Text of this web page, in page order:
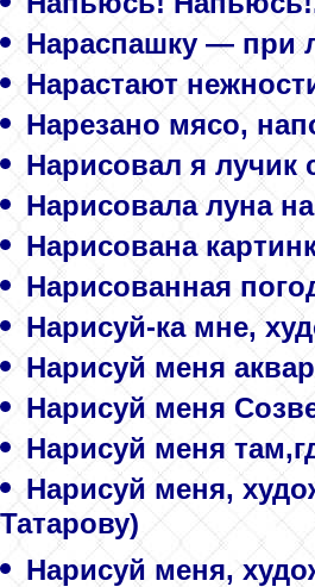
Нараспашку — при
Нарастают
Нарезано мясо,
Нарисовал я лучик
Нарисовала луна
Нарисована
Нарисованная
Нарисуй-ка мне,
Нарисуй меня
Нарисуй меня
Нарисуй меня
Нарисуй меня,
Татарову)
Нарисуй меня,